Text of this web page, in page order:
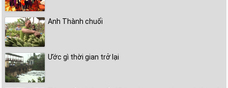
Anh Thành chuối
Ước gì thời gian trở lại